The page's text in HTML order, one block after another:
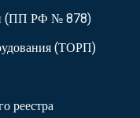
(ПП РФ № 878)
(ТОРП)
реестра